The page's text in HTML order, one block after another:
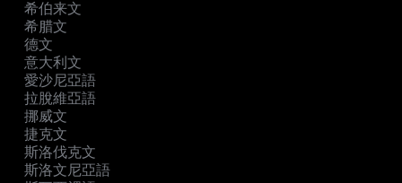
希伯来文
希腊文
德文
意大利文
愛沙尼亞語
拉脫維亞語
挪威文
捷克文
斯洛伐克文
斯洛文尼亞語